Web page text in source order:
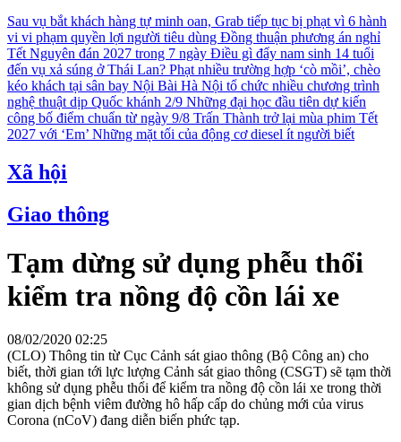
Sau vụ bắt khách hàng tự minh oan, Grab tiếp tục bị phạt vì 6 hành
vi vi phạm quyền lợi người tiêu dùng Đồng thuận phương án nghỉ
Tết Nguyên đán 2027 trong 7 ngày Điều gì đẩy nam sinh 14 tuổi
đến vụ xả súng ở Thái Lan? Phạt nhiều trường hợp ‘cò mồi’, chèo
kéo khách tại sân bay Nội Bài Hà Nội tổ chức nhiều chương trình
nghệ thuật dịp Quốc khánh 2/9 Những đại học đầu tiên dự kiến
công bố điểm chuẩn từ ngày 9/8 Trấn Thành trở lại mùa phim Tết
2027 với ‘Em’ Những mặt tối của động cơ diesel ít người biết
Xã hội
Giao thông
Tạm dừng sử dụng phễu thổi
kiểm tra nồng độ cồn lái xe
08/02/2020 02:25
(CLO) Thông tin từ Cục Cảnh sát giao thông (Bộ Công an) cho
biết, thời gian tới lực lượng Cảnh sát giao thông (CSGT) sẽ tạm thời
không sử dụng phễu thổi để kiểm tra nồng độ cồn lái xe trong thời
gian dịch bệnh viêm đường hô hấp cấp do chủng mới của virus
Corona (nCoV) đang diễn biến phức tạp.